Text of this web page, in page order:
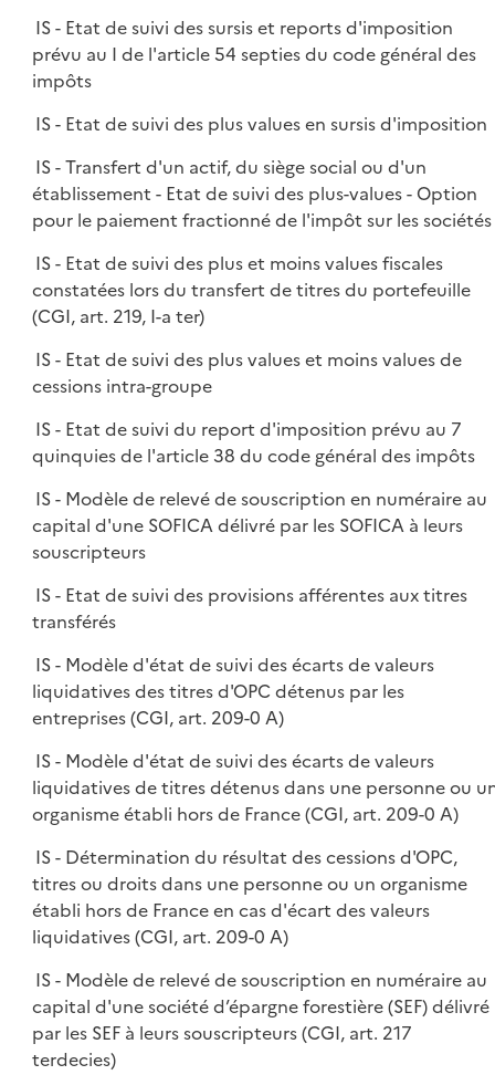
IS - Etat de suivi des sursis et reports d'imposition
prévu au I de l'article 54 septies du code général des
impôts
IS - Etat de suivi des plus values en sursis d'imposition
IS - Transfert d'un actif, du siège social ou d'un
établissement - Etat de suivi des plus-values - Option
pour le paiement fractionné de l'impôt sur les sociétés
IS - Etat de suivi des plus et moins values fiscales
constatées lors du transfert de titres du portefeuille
(CGI, art. 219, I-a ter)
IS - Etat de suivi des plus values et moins values de
cessions intra-groupe
IS - Etat de suivi du report d'imposition prévu au 7
quinquies de l'article 38 du code général des impôts
IS - Modèle de relevé de souscription en numéraire au
capital d'une SOFICA délivré par les SOFICA à leurs
souscripteurs
IS - Etat de suivi des provisions afférentes aux titres
transférés
IS - Modèle d'état de suivi des écarts de valeurs
liquidatives des titres d'OPC détenus par les
entreprises (CGI, art. 209-0 A)
IS - Modèle d'état de suivi des écarts de valeurs
liquidatives de titres détenus dans une personne ou
organisme établi hors de France (CGI, art. 209-0 A)
IS - Détermination du résultat des cessions d'OPC,
titres ou droits dans une personne ou un organisme
établi hors de France en cas d'écart des valeurs
liquidatives (CGI, art. 209-0 A)
IS - Modèle de relevé de souscription en numéraire au
capital d'une société d’épargne forestière (SEF) délivré
par les SEF à leurs souscripteurs (CGI, art. 217
terdecies)